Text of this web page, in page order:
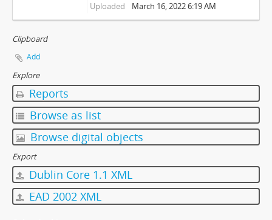
Uploaded
March 16, 2022 6:19 AM
Clipboard
Add
Explore
Reports
Browse as list
Browse digital objects
Export
Dublin Core 1.1 XML
EAD 2002 XML